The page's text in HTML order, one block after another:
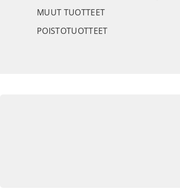
MUUT TUOTTEET
POISTOTUOTTEET